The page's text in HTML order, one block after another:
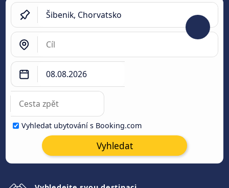
Vyhledat ubytování s Booking.com
Vyhledat